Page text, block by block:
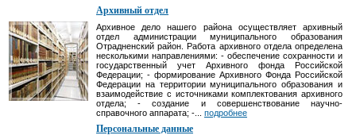
Архивный отдел
Архивное дело нашего района осуществляет архивный
отдел администрации муниципального образования
Отрадненский район. Работа архивного отдела определена
несколькими направлениями: - обеспечение сохранности и
государственный учет Архивного фонда Российской
Федерации; - формирование Архивного Фонда Российской
Федерации на территории муниципального образования и
взаимодействие с источниками комплектования архивного
отдела; - создание и совершенствование научно-
справочного аппарата; -... подробнее
Персональные данные